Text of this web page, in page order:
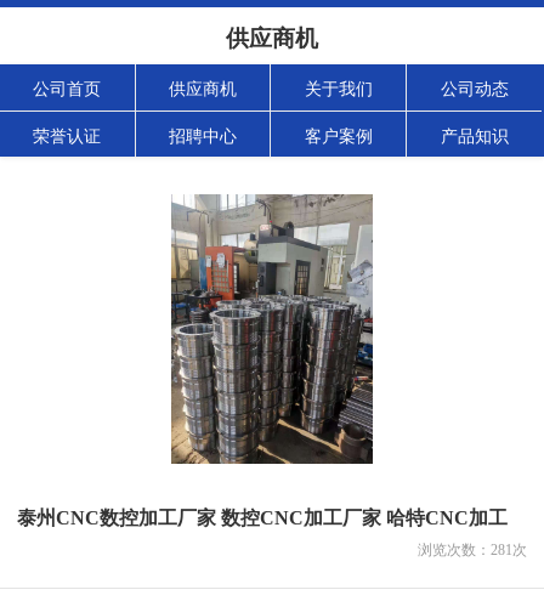
供应商机
公司首页 供应商机 关于我们 公司动态
荣誉认证 招聘中心 客户案例 产品知识
泰州CNC数控加工厂家 数控CNC加工厂家 哈特CNC加工
浏览次数： 281次